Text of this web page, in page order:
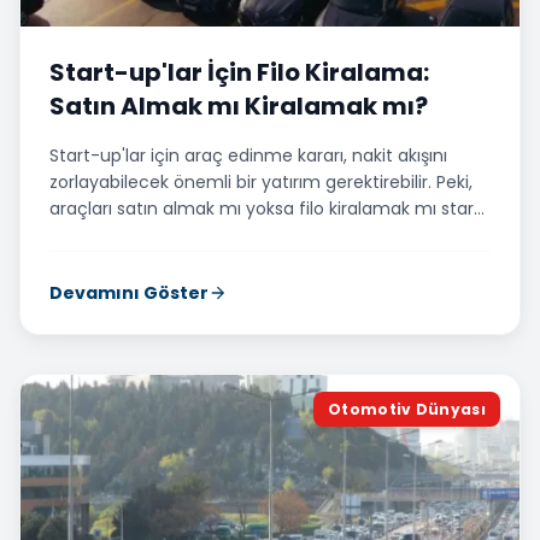
Start-up'lar İçin Filo Kiralama:
Satın Almak mı Kiralamak mı?
Start-up'lar için araç edinme kararı, nakit akışını
zorlayabilecek önemli bir yatırım gerektirebilir. Peki,
araçları satın almak mı yoksa filo kiralamak mı start-
sorunun yanıtını detaylı bir şekilde ele alacağız. Filo
ederek, start-up'ların sermayesini ana faaliyet
periyodik bakımlar, onarımlar ve sigorta gibi
operasyonel giderler genellikle sözleşmeye dahildir.
Bu durum, işletmelerin operasyonel verimliliği
artırmak
için önemli bir adımdır. Filo kiralama, KDV
indirimleri ve kira bedellerinin gider olarak
gösterilmesi gibi çeşitli vergi avantajları da sunabilir.
Devamını Göster
Otomotiv Dünyası